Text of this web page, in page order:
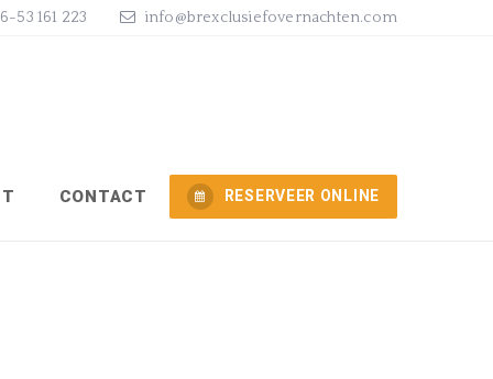
53 161 223 info@brexclusiefovernachten.com
CONTACT RESERVEER ONLINE